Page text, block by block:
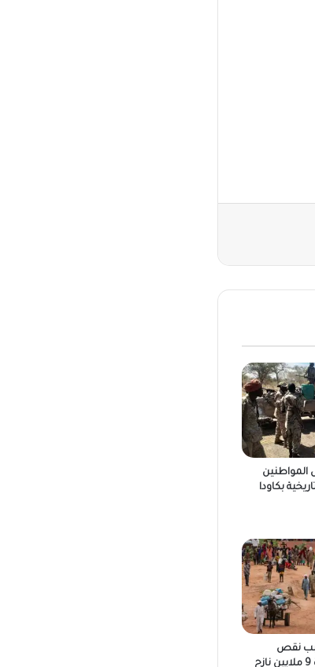
المواطنين
بكاودا
نقص
التمويل في تهديد حياة 9 ملايين نازح